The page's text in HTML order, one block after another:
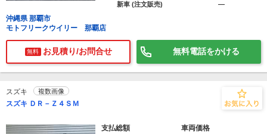
新車 (注文販売)
―
沖縄県 那覇市
モトフリークウイリー 那覇店
無料 お見積り/お問合せ 無料電話をかける
スズキ 複数画像
スズキ ＤＲ－Ｚ４ＳＭ
支払総額 車両価格